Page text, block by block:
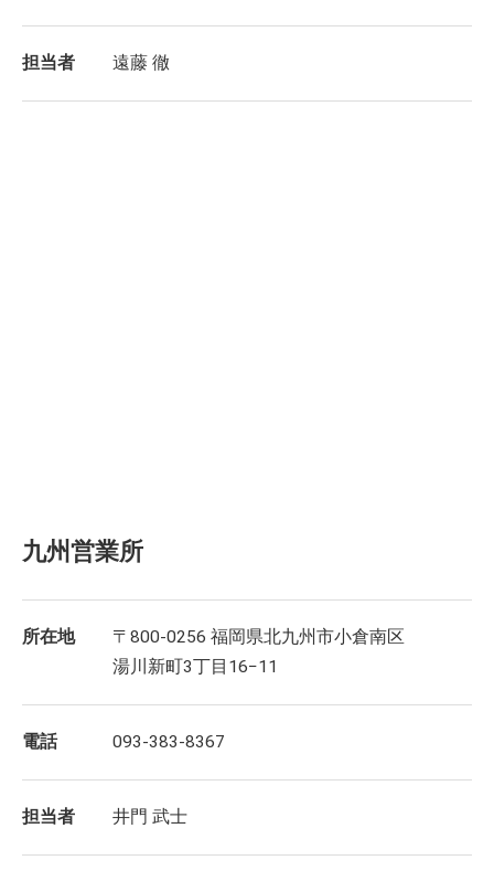
担当者 遠藤 徹
九州営業所
所在地
〒800-0256 福岡県北九州市小倉南区
湯川新町3丁目16−11
電話 093-383-8367
担当者 井門 武士